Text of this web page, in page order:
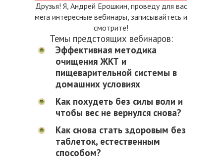
Друзья! Я, Андрей Ерошкин, проведу для вас
мега интересные вебинары, записывайтесь и
смотрите!
Темы предстоящих вебинаров:
Эффективная методика
очищения ЖКТ и
пищеварительной системы в
домашних условиях
Как похудеть без силы воли и
чтобы вес не вернулся снова?
Как снова стать здоровым без
таблеток, естественным
способом?